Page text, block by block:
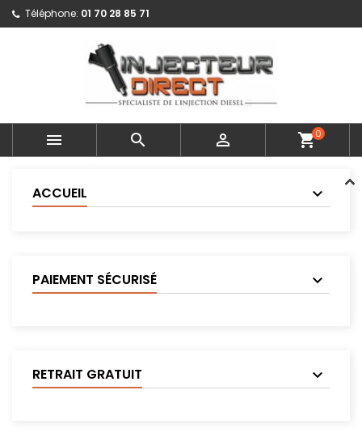
Téléphone: 01 70 28 85 71
   shopping_cart0
ACCUEIL
PAIEMENT SÉCURISÉ
RETRAIT GRATUIT